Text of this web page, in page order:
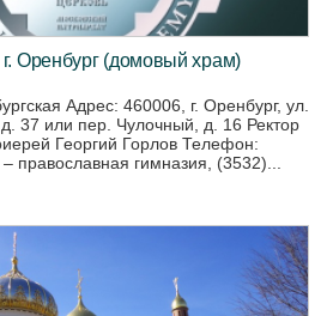
Оренбург (домовый храм)
Адрес: 460006, г. Оренбург, ул.
37 или пер. Чулочный, д. 16 Ректор
Георгий Горлов Телефон:
православная гимназия, (3532)...